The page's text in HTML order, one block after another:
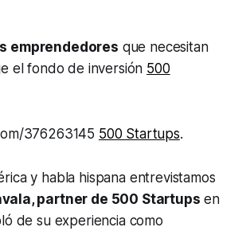
emprendedores que necesitan
el fondo de inversión 500
376263145 500 Startups.
y habla hispana entrevistamos
partner de 500 Startups en
de su experiencia como